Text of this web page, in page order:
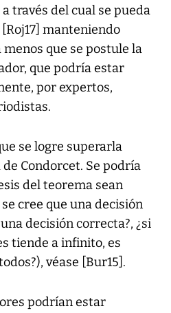
través del cual se pueda
manteniendo
que se postule la
que podría estar
por expertos,
se logre superarla
Condorcet. Se podría
del teorema sean
cree que una decisión
decisión correcta?, ¿si
tiende a infinito, es
véase [Bur15].
podrían estar